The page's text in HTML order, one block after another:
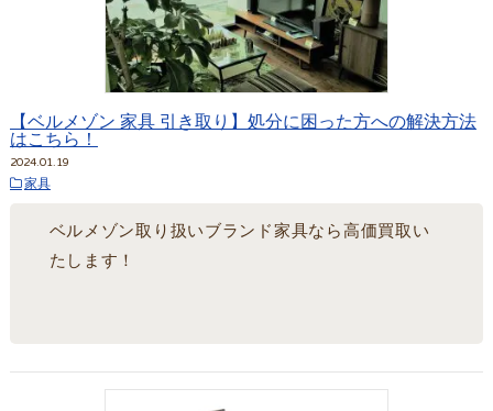
【ベルメゾン 家具 引き取り】処分に困った方への解決方法
はこちら！
2024.01.19
家具
ベルメゾン取り扱いブランド家具なら高価買取い
たします！